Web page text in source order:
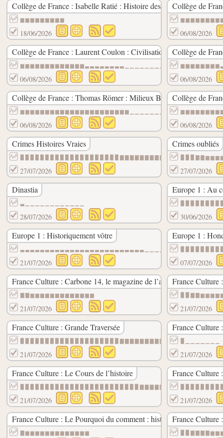
Collège de France : Isabelle Ratié : Histoire des systèmes de
▆▆▆▆▆▆▆▆▆
18/06/2026
Collège de
06/08/2026
Collège de France : Laurent Coulon : Civilisation de l’Égypte
▆▆▆▆▆▆▆▆▆▆▆▆▆▃▃▃▃▃▃▃▃▁▁▁▁▁▁▁▁▁▁▁▁▁▁▁▁▁
06/08/2026
Collège de
06/08/2026
Collège de France : Thomas Römer : Milieux Bibliques
06/08/2026
Collège de
06/08/2026
Crimes Histoires Vraies
27/07/2026
Crimes oubliés
27/07/2026
Dinastia
▃▁▁▁▁▁▁▁▁▁▁▁▁
28/07/2026
Europe 1 : Au
30/06/2026
Europe 1 : Historiquement vôtre
21/07/2026
Europe 1 :
07/07/2026
France Culture : Carbone 14, le magazine de l’archéologie
▇▇▆▆▆▆▆▆▆▆▆▆▆▆▆
21/07/2026
France Culture
21/07/2026
France Culture : Grande Traversée
21/07/2026
France Culture
21/07/2026
France Culture : Le Cours de l’histoire
21/07/2026
France Culture
21/07/2026
France Culture : Le Pourquoi du comment : histoire
▇▆▆▆▆▆▆▆▆▆▆▆▆▆
France Culture